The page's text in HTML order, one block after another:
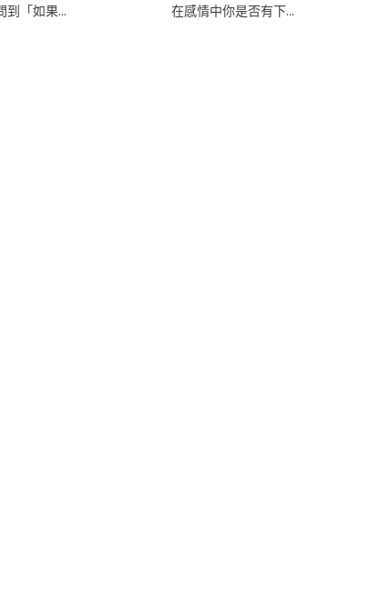
到「如果... 在感情中你是否有下...